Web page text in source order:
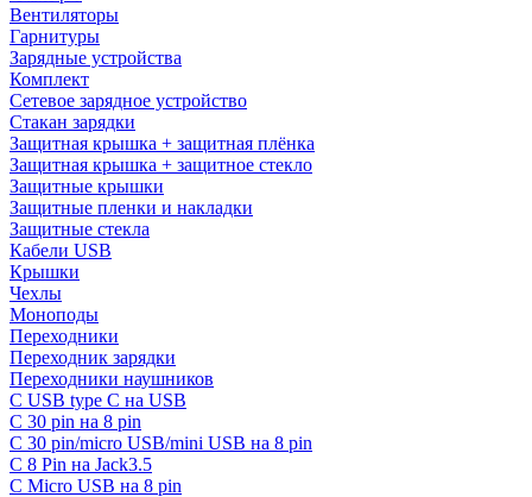
Вентиляторы
Гарнитуры
Зарядные устройства
Комплект
Сетевое зарядное устройство
Стакан зарядки
Защитная крышка + защитная плёнка
Защитная крышка + защитное стекло
Защитные крышки
Защитные пленки и накладки
Защитные стекла
Кабели USB
Крышки
Чехлы
Моноподы
Переходники
Переходник зарядки
Переходники наушников
С USB type C на USB
С 30 pin на 8 pin
С 30 pin/micro USB/mini USB на 8 pin
С 8 Pin на Jack3.5
С Micro USB на 8 pin